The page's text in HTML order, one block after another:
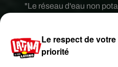
"Le réseau d'eau non
lourd", explique la mairie.
parcs et jardins,
Le respect de
priorité